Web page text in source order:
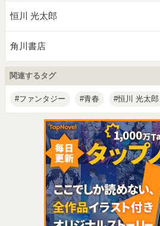
恒川 光太郎
角川書店
関連するタグ
ファンタジー 青春 恒川 光太郎